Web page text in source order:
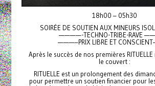
18h00 – 05h30
SOIRÉE DE SOUTIEN AUX MINEURS
————-TECHNO-TRIBE-RAVE
———–PRIX LIBRE ET
Après le succès de nos premières
le couvert :
RITUELLE est un prolongement des
pour permettre un soutien financier pour